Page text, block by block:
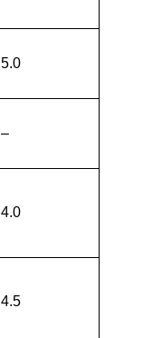
5.0
–
4.0
4.5